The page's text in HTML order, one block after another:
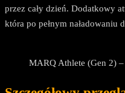
przez cały dzień. Dodatkowy
która po pełnym naładowaniu
MARQ Athlete (Gen 2)